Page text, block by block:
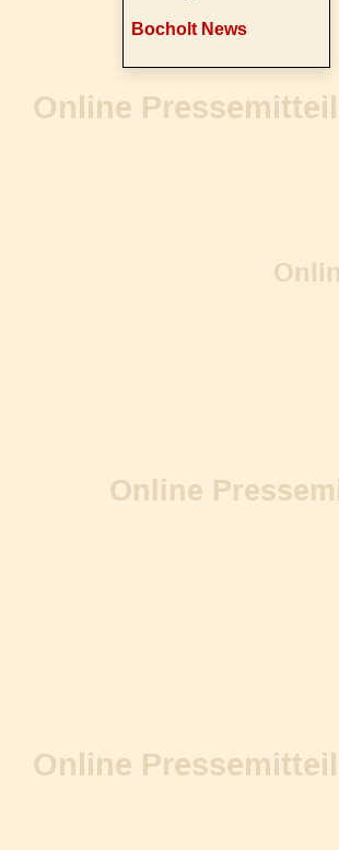
Bocholt News